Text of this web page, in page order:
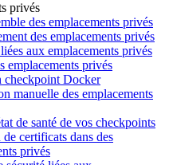
privés
des emplacements privés
des emplacements privés
aux emplacements privés
emplacements privés
checkpoint Docker
manuelle des emplacements
de santé de vos checkpoints
certificats dans des
privés